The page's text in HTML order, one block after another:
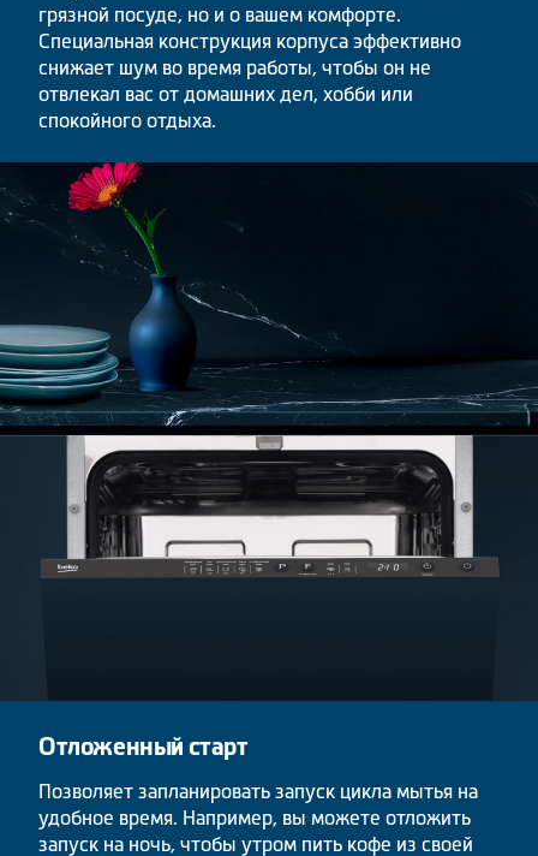
грязной посуде, но и о вашем комфорте.
Специальная конструкция корпуса эффективно
снижает шум во время работы, чтобы он не
отвлекал вас от домашних дел, хобби или
спокойного отдыха.
Отложенный старт
Позволяет запланировать запуск цикла мытья на
удобное время. Например, вы можете отложить
запуск на ночь, чтобы утром пить кофе из своей